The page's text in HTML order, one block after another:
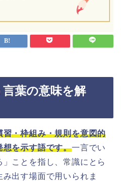
言葉の意味を解
・枠組み・規則を意図的
想を示す語です。一言でい
ことを指し、常識にとら
出す場面で用いられま